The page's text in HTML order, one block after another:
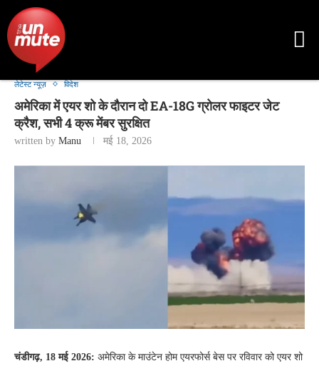
लेटेस्ट न्यूज़ विदेश
अमेरिका में एयर शो के दौरान दो EA-18G ग्रोलर फाइटर जेट
क्रैश, सभी 4 क्रू मेंबर सुरक्षित
written by Manu मई 18, 2026
चंडीगढ़, 18 मई 2026: अमेरिका के माउंटेन होम एयरफोर्स बेस पर रविवार को एयर शो